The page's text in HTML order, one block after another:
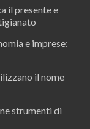
il presente e
e imprese:
il nome
strumenti di